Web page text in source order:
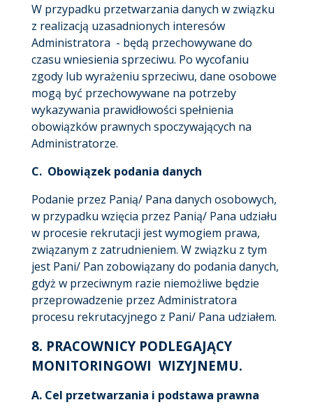
W przypadku przetwarzania danych w związku
z realizacją uzasadnionych interesów
Administratora - będą przechowywane do
czasu wniesienia sprzeciwu. Po wycofaniu
zgody lub wyrażeniu sprzeciwu, dane osobowe
mogą być przechowywane na potrzeby
wykazywania prawidłowości spełnienia
obowiązków prawnych spoczywających na
Administratorze.
C. Obowiązek podania danych
Podanie przez Panią/ Pana danych osobowych,
w przypadku wzięcia przez Panią/ Pana udziału
w procesie rekrutacji jest wymogiem prawa,
związanym z zatrudnieniem. W związku z tym
jest Pani/ Pan zobowiązany do podania danych,
gdyż w przeciwnym razie niemożliwe będzie
przeprowadzenie przez Administratora
procesu rekrutacyjnego z Pani/ Pana udziałem.
8. PRACOWNICY PODLEGAJĄCY
MONITORINGOWI WIZYJNEMU.
A. Cel przetwarzania i podstawa prawna